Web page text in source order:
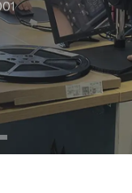
ลับ • รองรับบุคคลที่